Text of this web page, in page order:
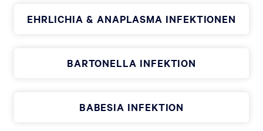
EHRLICHIA & ANAPLASMA INFEKTIONEN
BARTONELLA INFEKTION
BABESIA INFEKTION